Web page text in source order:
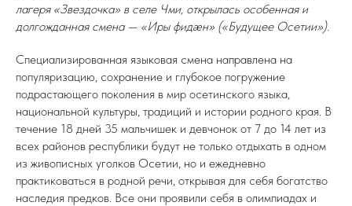
лагеря «Звездочка» в селе Чми, открылась особенная и
долгожданная смена — «Иры фидæн» («Будущее Осетии»).
Специализированная языковая смена направлена на
популяризацию, сохранение и глубокое погружение
подрастающего поколения в мир осетинского языка,
национальной культуры, традиций и истории родного края. В
течение 18 дней 35 мальчишек и девчонок от 7 до 14 лет из
всех районов республики будут не только отдыхать в одном
из живописных уголков Осетии, но и ежедневно
практиковаться в родной речи, открывая для себя богатство
наследия предков. Все они проявили себя в олимпиадах и